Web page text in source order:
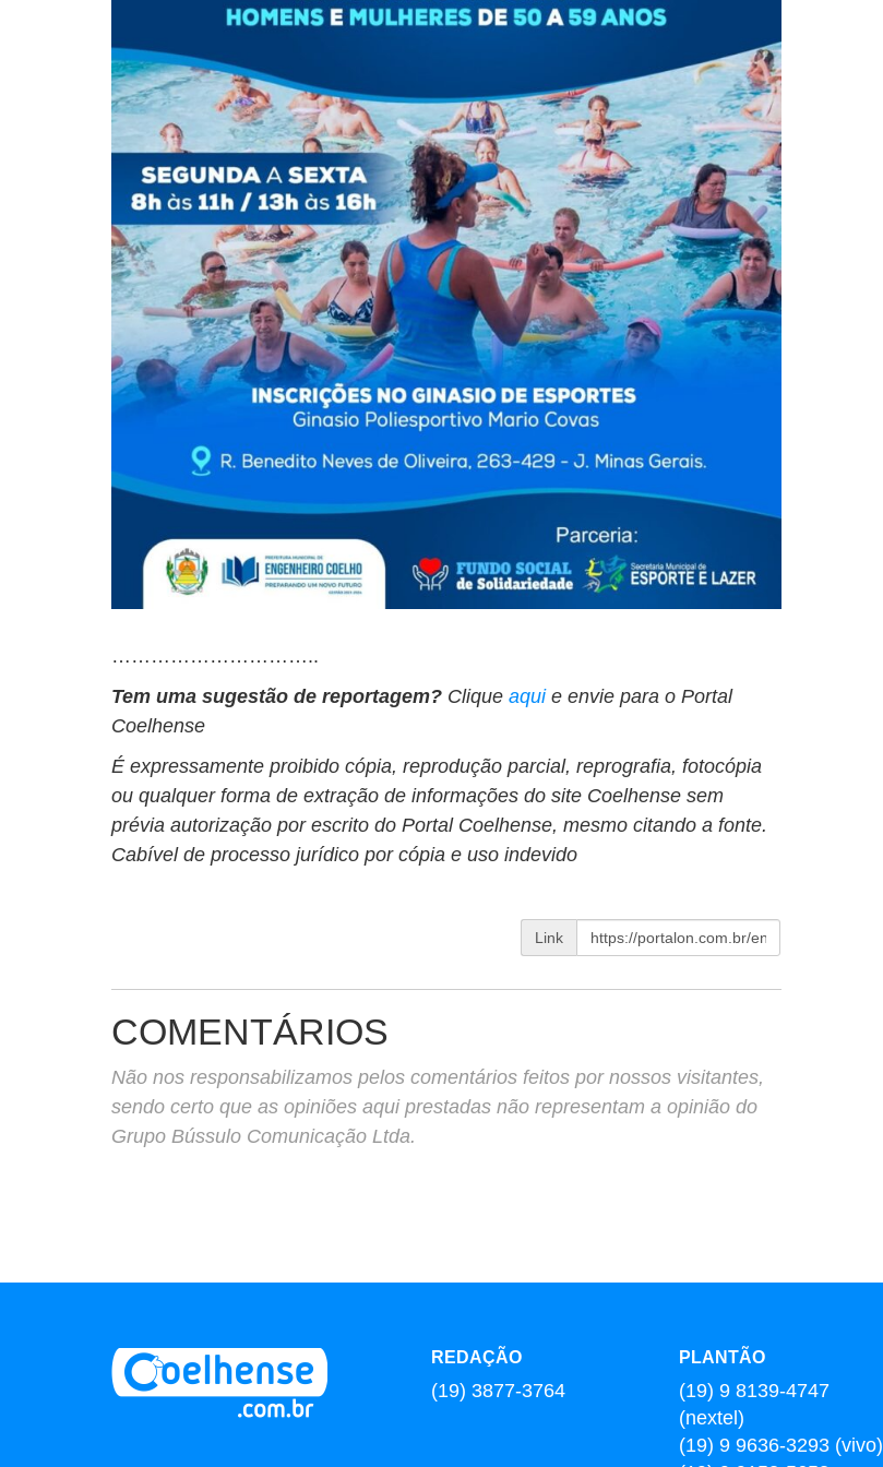
…………………………..
Tem uma sugestão de reportagem? Clique aqui e envie para o Portal
Coelhense
É expressamente proibido cópia, reprodução parcial, reprografia, fotocópia
ou qualquer forma de extração de informações do site Coelhense sem
prévia autorização por escrito do Portal Coelhense, mesmo citando a fonte.
Cabível de processo jurídico por cópia e uso indevido
Link
COMENTÁRIOS
Não nos responsabilizamos pelos comentários feitos por nossos visitantes,
sendo certo que as opiniões aqui prestadas não representam a opinião do
Grupo Bússulo Comunicação Ltda.
REDAÇÃO
(19) 3877-3764
PLANTÃO
(19) 9 8139-4747
(nextel)
(19) 9 9636-3293 (vivo)